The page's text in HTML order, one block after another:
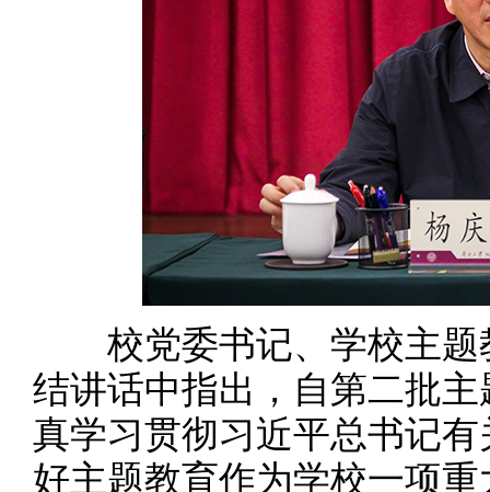
校党委书记、学校主题
结讲话中指出，自第二批
真学习贯彻习近平总书记
好主题教育作为学校一项